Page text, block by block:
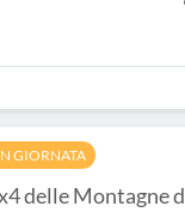
GIORNATA
delle Montagne